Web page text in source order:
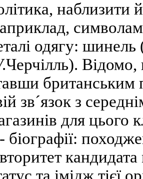
наблизити
одягу:
британським
зв´язок з
для цього
біографії: